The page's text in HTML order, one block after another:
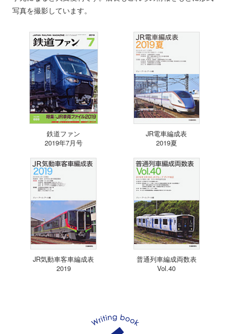
写真を撮影しています。
鉄道ファン
2019年7月号
JR電車編成表
2019夏
JR気動車客車編成表
2019
普通列車編成両数表
Vol.40